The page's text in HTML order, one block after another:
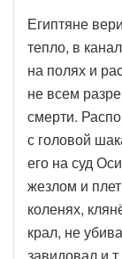
Египтяне
тепло, в
на полях и
не всем
смерти.
с головой
его на суд
жезлом и
коленях,
крал, не